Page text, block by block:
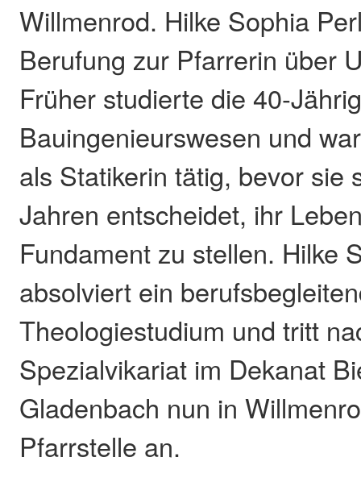
Willmenrod. Hilke Sophia
Berufung zur Pfarrerin über
Früher studierte die 40-
Bauingenieurswesen und
als Statikerin tätig, bevor sie
Jahren entscheidet, ihr
Fundament zu stellen. Hilke
absolviert ein
Theologiestudium und tritt
Spezialvikariat im Dekanat
Gladenbach nun in
Pfarrstelle an.